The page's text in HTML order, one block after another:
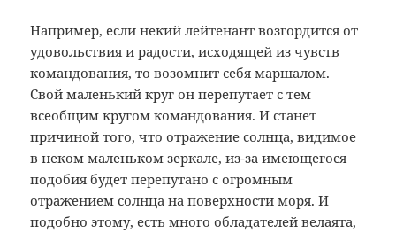
Например, если некий лейтенант возгордится от
удовольствия и радости, исходящей из чувств
командования, то возомнит себя маршалом.
Свой маленький круг он перепутает с тем
всеобщим кругом командования. И станет
причиной того, что отражение солнца, видимое
в неком маленьком зеркале, из-за имеющегося
подобия будет перепутано с огромным
отражением солнца на поверхности моря. И
подобно этому, есть много обладателей велаята,